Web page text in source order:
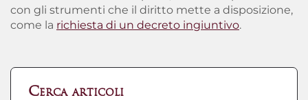
con gli strumenti che il diritto mette a disposizione,
come la richiesta di un decreto ingiuntivo.
Cerca articoli